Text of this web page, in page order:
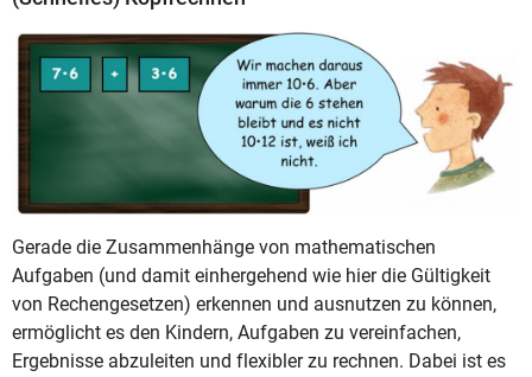
Gerade die Zusammenhänge von mathematischen
Aufgaben (und damit einhergehend wie hier die Gültigkeit
von Rechengesetzen) erkennen und ausnutzen zu können,
ermöglicht es den Kindern, Aufgaben zu vereinfachen,
Ergebnisse abzuleiten und flexibler zu rechnen. Dabei ist es